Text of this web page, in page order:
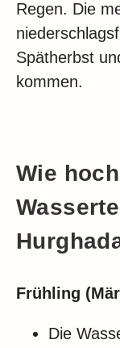
Regen. Die
Spätherbst
kommen.
Wie
Frühling
Die